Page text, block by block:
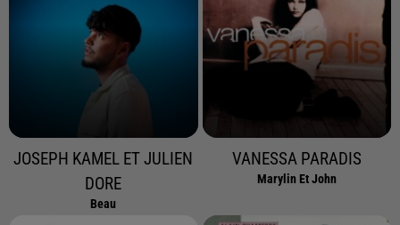
JOSEPH KAMEL ET JULIEN
DORE
Beau
VANESSA PARADIS
Marylin Et John